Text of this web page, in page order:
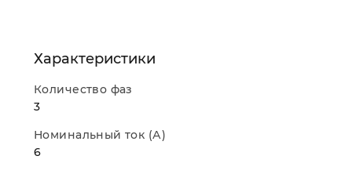
Характеристики
Количество фаз
3
Номинальный ток (А)
6